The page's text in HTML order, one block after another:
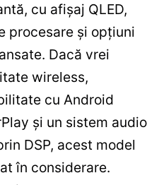
cu afișaj QLED,
procesare și opțiuni
Dacă vrei
wireless,
cu Android
și un sistem audio
DSP, acest model
în considerare.